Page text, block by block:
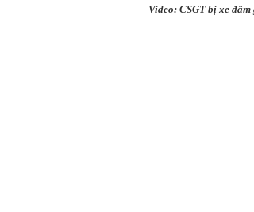
Video: CSGT bị xe